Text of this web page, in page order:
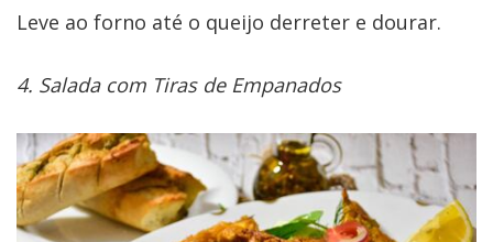
Leve ao forno até o queijo derreter e dourar.
4. Salada com Tiras de Empanados